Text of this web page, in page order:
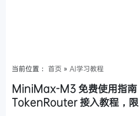
当前位置： 首页 » AI学习教程
MiniMax-M3 免费使用指南
TokenRouter 接入教程，